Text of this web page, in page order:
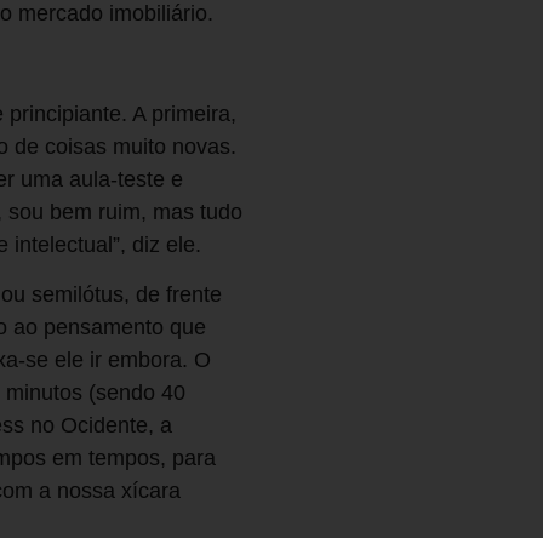
mercado imobiliário.
A primeira,
de coisas muito novas.
uma aula-teste e
bem ruim, mas tudo
intelectual”, diz ele.
semilótus, de frente
ao pensamento que
se ele ir embora. O
(sendo 40
no Ocidente, a
em tempos, para
a nossa xícara